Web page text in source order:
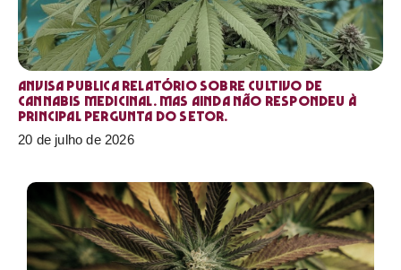
Anvisa publica relatório sobre cultivo de
Cannabis medicinal. Mas ainda não respondeu à
principal pergunta do setor.
20 de julho de 2026